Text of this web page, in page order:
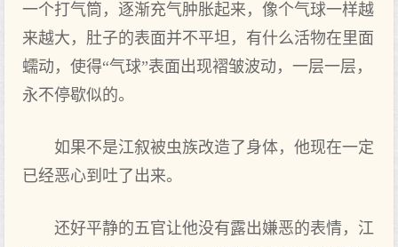
一个打气筒，逐渐充气肿胀起来，像个气球一样越
来越大，肚子的表面并不平坦，有什么活物在里面
蠕动，使得“气球”表面出现褶皱波动，一层一层，
永不停歇似的。
如果不是江叙被虫族改造了身体，他现在一定
已经恶心到吐了出来。
还好平静的五官让他没有露出嫌恶的表情，江